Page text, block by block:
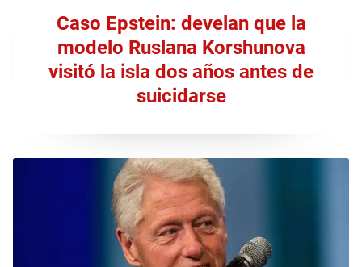
Caso Epstein: develan que la
modelo Ruslana Korshunova
visitó la isla dos años antes de
suicidarse